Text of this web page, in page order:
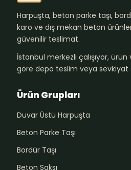
Harpuşta, beton parke taşı,
karo ve dış mekan beton
güvenilir teslimat.
İstanbul merkezli çalışıyor,
göre depo teslim veya sevkiyat
Ürün Grupları
Duvar Üstü Harpuşta
Beton Parke Taşı
Bordür Taşı
Beton Saksı